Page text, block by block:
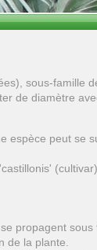
sous-famille
de diamètre
espèce peut se
(cultivar).
propagent sous
de la plante.